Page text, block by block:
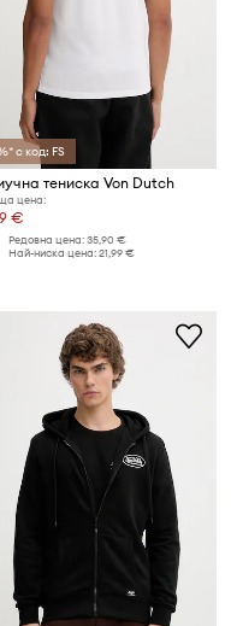
с код: FS
тениска Von Dutch
цена:
€
Редовна цена:35,90 €
Най-ниска цена:21,99 €